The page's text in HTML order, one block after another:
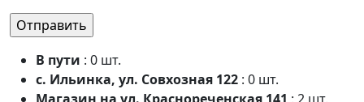
В пути : 0 шт.
с. Ильинка, ул. Совхозная 122 : 0 шт.
Магазин на ул. Краснореченская 141 : 2 шт.